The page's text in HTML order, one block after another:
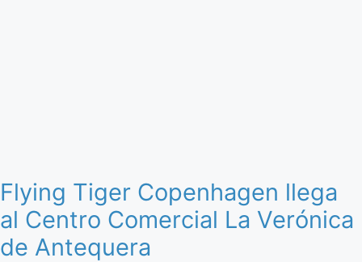
Flying Tiger Copenhagen llega
al Centro Comercial La Verónica
de Antequera